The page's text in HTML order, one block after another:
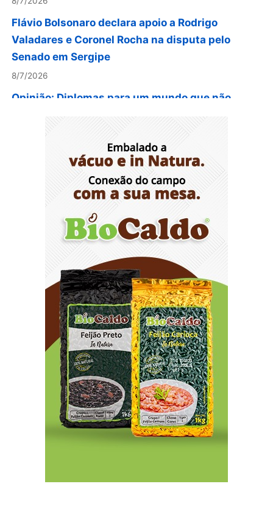
Flávio Bolsonaro declara apoio a Rodrigo
Valadares e Coronel Rocha na disputa pelo
Senado em Sergipe
8/7/2026
Opinião: Diplomas para um mundo que não
existe mais
Distrito Federal entra em alerta laranja de perigo
para baixa umidade do ar nesta sexta-feira (7)
Ampliada oferta de tratamento menos invasivo
para obstruções nas artérias do coração no
Hospital de Base
Sala de Concerto, da Rádio MEC, celebra
Radamés Gnattali nesta sexta
Indígenas Pirahã vão ter acesso a consultas e
exames em expedição do SUS no Amazonas
Reposição de testosterona não é obrigatória
para mulheres